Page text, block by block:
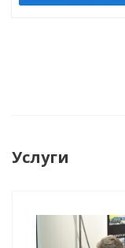
Услуги